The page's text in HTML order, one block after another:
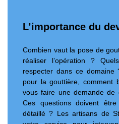
L’importance du
Combien vaut la pose de
réaliser l’opération ?
respecter dans ce domaine
pour la gouttière, comment
vous faire une demande
Ces questions doivent
détaillé ? Les artisans de